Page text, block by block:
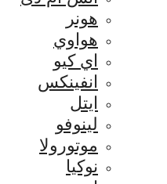
هونر
هواوي
اي كيو
انفينكس
ايتل
لينوفو
موتورولا
نوكيا